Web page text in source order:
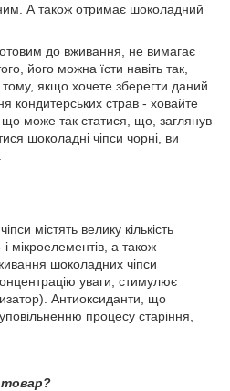
А також отримає шоколадний
до вживання, не вимагає
його можна їсти навіть так,
тому, якщо хочете зберегти даний
кондитерських страв - ховайте
що може так статися, що, заглянув
шоколадні чіпси чорні, ви
містять велику кількість
мікроелементів, а також
шоколадних чіпси
уваги, стимулює
Антиоксиданти, що
процесу старіння,